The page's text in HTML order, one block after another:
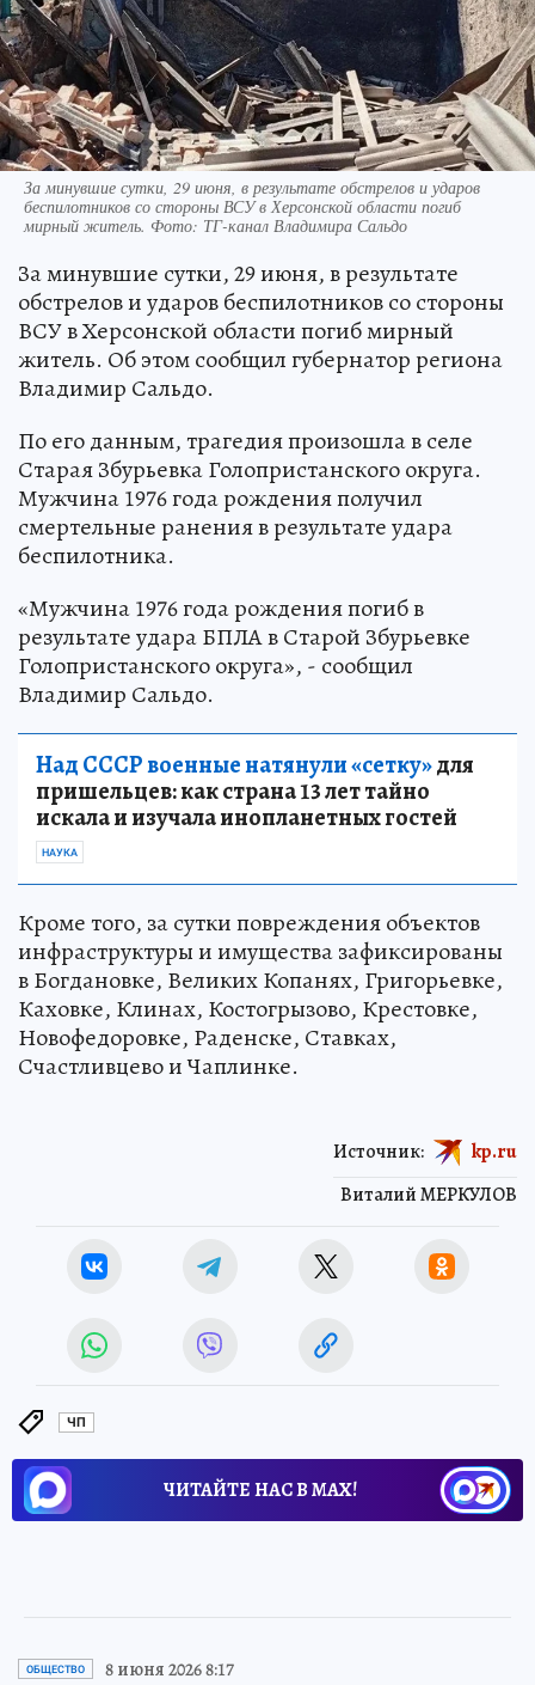
За минувшие сутки, 29 июня, в результате обстрелов и ударов
беспилотников со стороны ВСУ в Херсонской области погиб
мирный житель. Фото: ТГ-канал Владимира Сальдо
За минувшие сутки, 29 июня, в результате
обстрелов и ударов беспилотников со стороны
ВСУ в Херсонской области погиб мирный
житель. Об этом сообщил губернатор региона
Владимир Сальдо.
По его данным, трагедия произошла в селе
Старая Збурьевка Голопристанского округа.
Мужчина 1976 года рождения получил
смертельные ранения в результате удара
беспилотника.
«Мужчина 1976 года рождения погиб в
результате удара БПЛА в Старой Збурьевке
Голопристанского округа», - сообщил
Владимир Сальдо.
Над СССР военные натянули «сетку»для
пришельцев: как страна 13 лет тайно
искала и изучала инопланетных гостей
НАУКА
Кроме того, за сутки повреждения объектов
инфраструктуры и имущества зафиксированы
в Богдановке, Великих Копанях, Григорьевке,
Каховке, Клинах, Костогрызово, Крестовке,
Новофедоровке, Раденске, Ставках,
Счастливцево и Чаплинке.
Виталий МЕРКУЛОВ
Источник: kp.ru
ЧП
ЧИТАЙТЕ НАС В МАХ!
ОБЩЕСТВО 8 июня 2026 8:17